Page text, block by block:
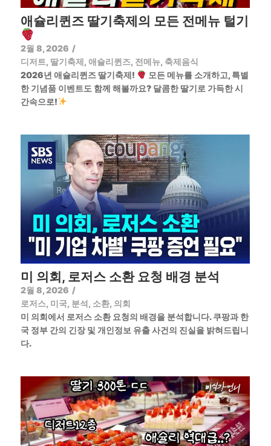
애슐리퀸즈 딸기축제의 모든 전메뉴 털기
2월 8, 2026 /
디저트, 딸기축제, 애슐리퀸즈, 전메뉴, 축제음식
2026년 애슐리퀸즈 딸기축제!
모든 메뉴를 소개하고, 특별
한 기념품 이벤트도 함께 해볼까요? 달콤한 딸기로 가득한 시
간속으로!
미 의회, 로저스 소환 요청 배경 분석
2월 8, 2026 /
로저스, 미국, 분석, 소환, 의회
미 의회에서 로저스 소환 요청의 배경을 분석합니다. 쿠팡과 한
국 정부 간의 긴장 및 개인정보 유출 사건의 진실을 밝혀드립니
다.